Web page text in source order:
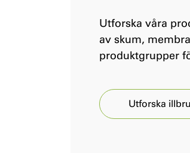
Utforska våra
av skum,
produktgrupper
Utforska